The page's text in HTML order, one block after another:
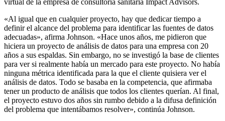
«Al igual que en cualquier proyecto, hay que dedicar tiempo a
definir el alcance del problema para identificar las fuentes de datos
adecuadas», afirma Johnson. «Hace unos años, me pidieron que
hiciera un proyecto de análisis de datos para una empresa con 20
años a sus espaldas. Sin embargo, no se investigó la base de clientes
para ver si realmente había un mercado para este proyecto. No había
ninguna métrica identificada para la que el cliente quisiera ver el
análisis de datos. Todo se basaba en la competencia, que afirmaba
tener un producto de análisis que todos los clientes querían. Al final,
el proyecto estuvo dos años sin rumbo debido a la difusa definición
del problema que intentábamos resolver», continúa Johnson.